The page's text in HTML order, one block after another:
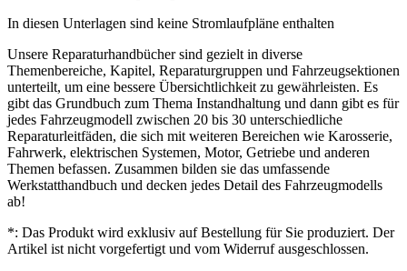
In diesen Unterlagen sind keine Stromlaufpläne enthalten
Unsere Reparaturhandbücher sind gezielt in diverse
Themenbereiche, Kapitel, Reparaturgruppen und Fahrzeugsektionen
unterteilt, um eine bessere Übersichtlichkeit zu gewährleisten. Es
gibt das Grundbuch zum Thema Instandhaltung und dann gibt es für
jedes Fahrzeugmodell zwischen 20 bis 30 unterschiedliche
Reparaturleitfäden, die sich mit weiteren Bereichen wie Karosserie,
Fahrwerk, elektrischen Systemen, Motor, Getriebe und anderen
Themen befassen. Zusammen bilden sie das umfassende
Werkstatthandbuch und decken jedes Detail des Fahrzeugmodells
ab!
*: Das Produkt wird exklusiv auf Bestellung für Sie produziert. Der
Artikel ist nicht vorgefertigt und vom Widerruf ausgeschlossen.